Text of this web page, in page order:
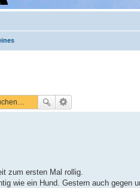
zum ersten Mal rollig.
wie ein Hund. Gestern auch gegen